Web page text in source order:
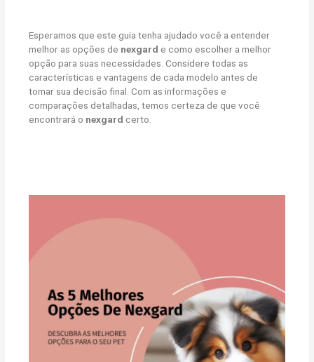
Esperamos que este guia tenha ajudado você a entender
melhor as opções de nexgard e como escolher a melhor
opção para suas necessidades. Considere todas as
características e vantagens de cada modelo antes de
tomar sua decisão final. Com as informações e
comparações detalhadas, temos certeza de que você
encontrará o nexgard certo.